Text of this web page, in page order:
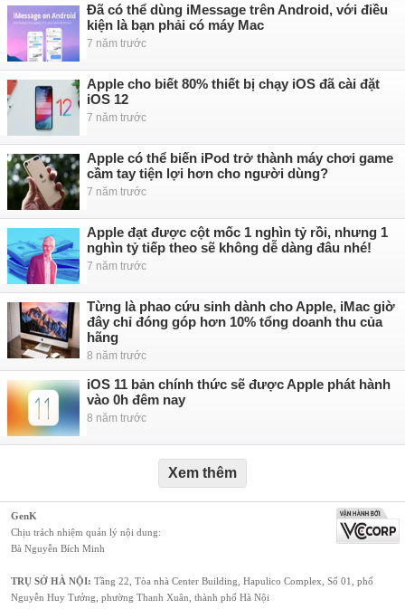
Đã có thể dùng iMessage trên Android, với điều
kiện là bạn phải có máy Mac
7 năm trước
Apple cho biết 80% thiết bị chạy iOS đã cài đặt
iOS 12
7 năm trước
Apple có thể biến iPod trở thành máy chơi game
cầm tay tiện lợi hơn cho người dùng?
7 năm trước
Apple đạt được cột mốc 1 nghìn tỷ rồi, nhưng 1
nghìn tỷ tiếp theo sẽ không dễ dàng đâu nhé!
7 năm trước
Từng là phao cứu sinh dành cho Apple, iMac giờ
đây chỉ đóng góp hơn 10% tổng doanh thu của
hãng
8 năm trước
iOS 11 bản chính thức sẽ được Apple phát hành
vào 0h đêm nay
8 năm trước
Xem thêm
GenK
Chịu trách nhiệm quản lý nội dung:
Bà Nguyễn Bích Minh
TRỤ SỞ HÀ NỘI: Tầng 22, Tòa nhà Center Building, Hapulico Complex, Số 01, phố
Nguyễn Huy Tưởng, phường Thanh Xuân, thành phố Hà Nội